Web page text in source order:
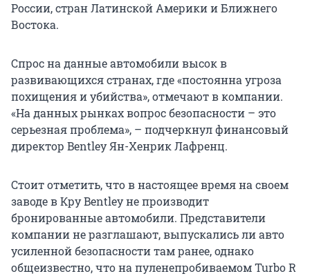
России, стран Латинской Америки и Ближнего
Востока.
Спрос на данные автомобили высок в
развивающихся странах, где «постоянна угроза
похищения и убийства», отмечают в компании.
«На данных рынках вопрос безопасности – это
серьезная проблема», – подчеркнул финансовый
директор Bentley Ян-Хенрик Лафренц.
Стоит отметить, что в настоящее время на своем
заводе в Кру Bentley не производит
бронированные автомобили. Представители
компании не разглашают, выпускались ли авто
усиленной безопасности там ранее, однако
общеизвестно, что на пуленепробиваемом Turbo R